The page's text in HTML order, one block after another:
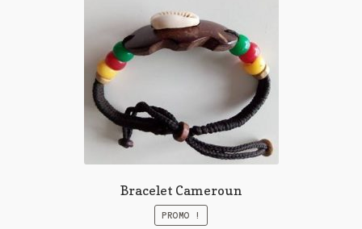
Bracelet Cameroun
PROMO !